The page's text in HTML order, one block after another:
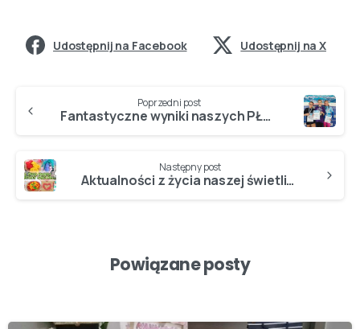
Udostępnij na Facebook Udostępnij na X
Poprzedni post
Fantastyczne wyniki naszych PŁYWACZEK…
Następny post
Aktualności z życia naszej świetlicy szkolnej…
Powiązane posty